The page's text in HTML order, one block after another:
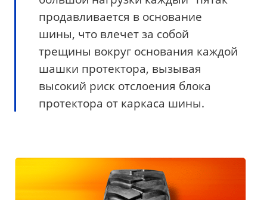
продавливается в основание
шины, что влечет за собой
трещины вокруг основания каждой
шашки протектора, вызывая
высокий риск отслоения блока
протектора от каркаса шины.